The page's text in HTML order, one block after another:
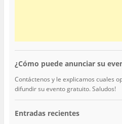
¿Cómo puede anunciar su
Contáctenos y le explicamos cuales
difundir su evento gratuito. Saludos!
Entradas recientes